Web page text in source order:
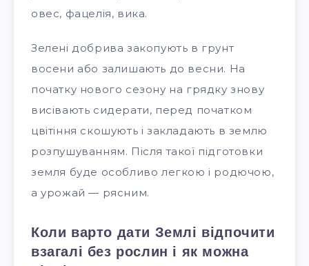
овес, фацелія, вика.
Зелені добрива закопують в грунт
восени або залишають до весни. На
початку нового сезону на грядку знову
висівають сидерати, перед початком
цвітіння скошують і закладають в землю
розпушуванням. Після такої підготовки
земля буде особливо легкою і родючою,
а урожай — рясним.
Коли варто дати Землі відпочити
взагалі без рослин і як можна